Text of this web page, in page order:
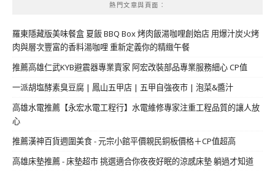
熱門文章與頁面︰
羅東隱藏版美味餐盒 夏飯 BBQ Box 烤肉飯湯咖哩創始店 用爆汁炭火烤
肉與層次豐富的香料湯咖哩 重新定義你的精緻午餐
推薦高雄仁武KYB避震器專業賣家 阿宏改裝部品專業服務細心 CP值
一派胡塩酵素臭豆腐 | 鳳山五甲店 | 五甲自強夜市 | 泡菜&醬汁
高雄水電推薦【永宏水電工程行】水電維修專家注重工程品質的讓人放
心
推薦漢神百貨週圍美食 - 元宗小館平價親民銅板價格＋CP值超高
高雄床墊推薦 - 床墊超市 挑選適合你夜夜好眠的涼感床墊 躺過才知道